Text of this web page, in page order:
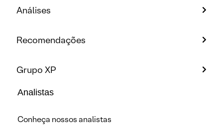
Análises
Recomendações
Grupo XP
Analistas
Conheça nossos analistas